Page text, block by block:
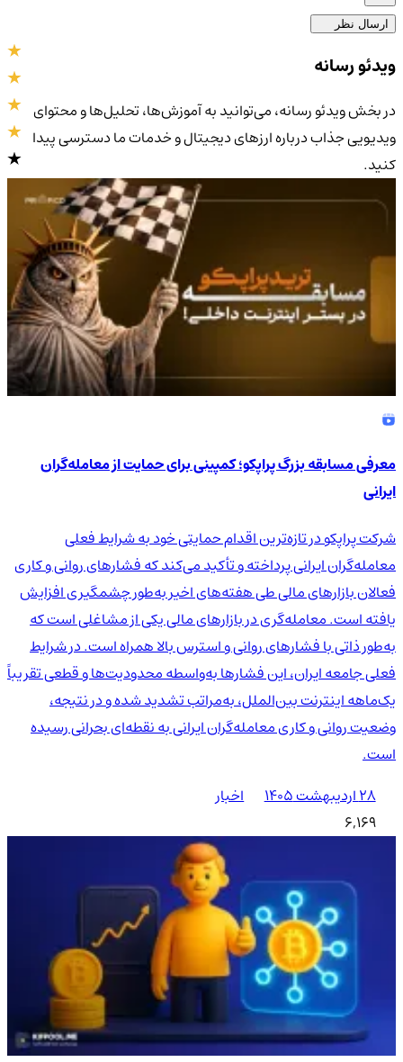
ارسال نظر
4.9/5
ویدئو رسانه
در بخش ویدئو رسانه، می‌توانید به آموزش‌ها، تحلیل‌ها و محتوای
ویدیویی جذاب درباره ارزهای دیجیتال و خدمات ما دسترسی پیدا
کنید.
معرفی مسابقه بزرگ پراپکو؛ کمپینی برای حمایت از معامله‌گران
ایرانی
شرکت پراپکو در تازه‌ترین اقدام حمایتی خود به شرایط فعلی
معامله‌گران ایرانی پرداخته و تأکید می‌کند که فشارهای روانی و کاری
فعالان بازارهای مالی طی هفته‌های اخیر به‌طور چشمگیری افزایش
یافته است. معامله‌گری در بازارهای مالی یکی از مشاغلی است که
به‌طور ذاتی با فشارهای روانی و استرس بالا همراه است. در شرایط
فعلی جامعه ایران، این فشارها به‌واسطه محدودیت‌ها و قطعی تقریباً
یک‌ماهه اینترنت بین‌الملل، به‌مراتب تشدید شده و در نتیجه،
وضعیت روانی و کاری معامله‌گران ایرانی به نقطه‌ای بحرانی رسیده
است.
۲۸ اردیبهشت ۱۴۰۵
اخبار
6,169